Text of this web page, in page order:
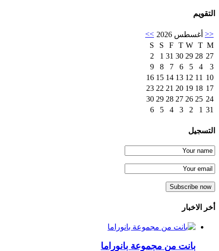
التقويم
<< أغسطس 2026
>>
M
T
W
T
F
S
S
27
28
29
30
31
1
2
3
4
5
6
7
8
9
10
11
12
13
14
15
16
17
18
19
20
21
22
23
24
25
26
27
28
29
30
31
1
2
3
4
5
6
التسجيل
أخر الاخبار
بانت من مجموعة بانوراما